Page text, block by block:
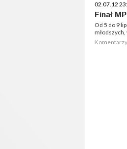
02.07.12
Finał
Od 5 do 9
młodszych,